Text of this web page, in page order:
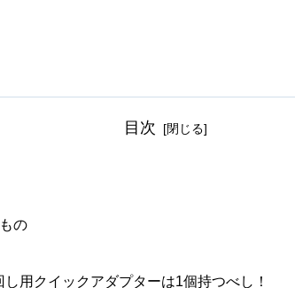
目次
の
し用クイックアダプターは1個持つべし！